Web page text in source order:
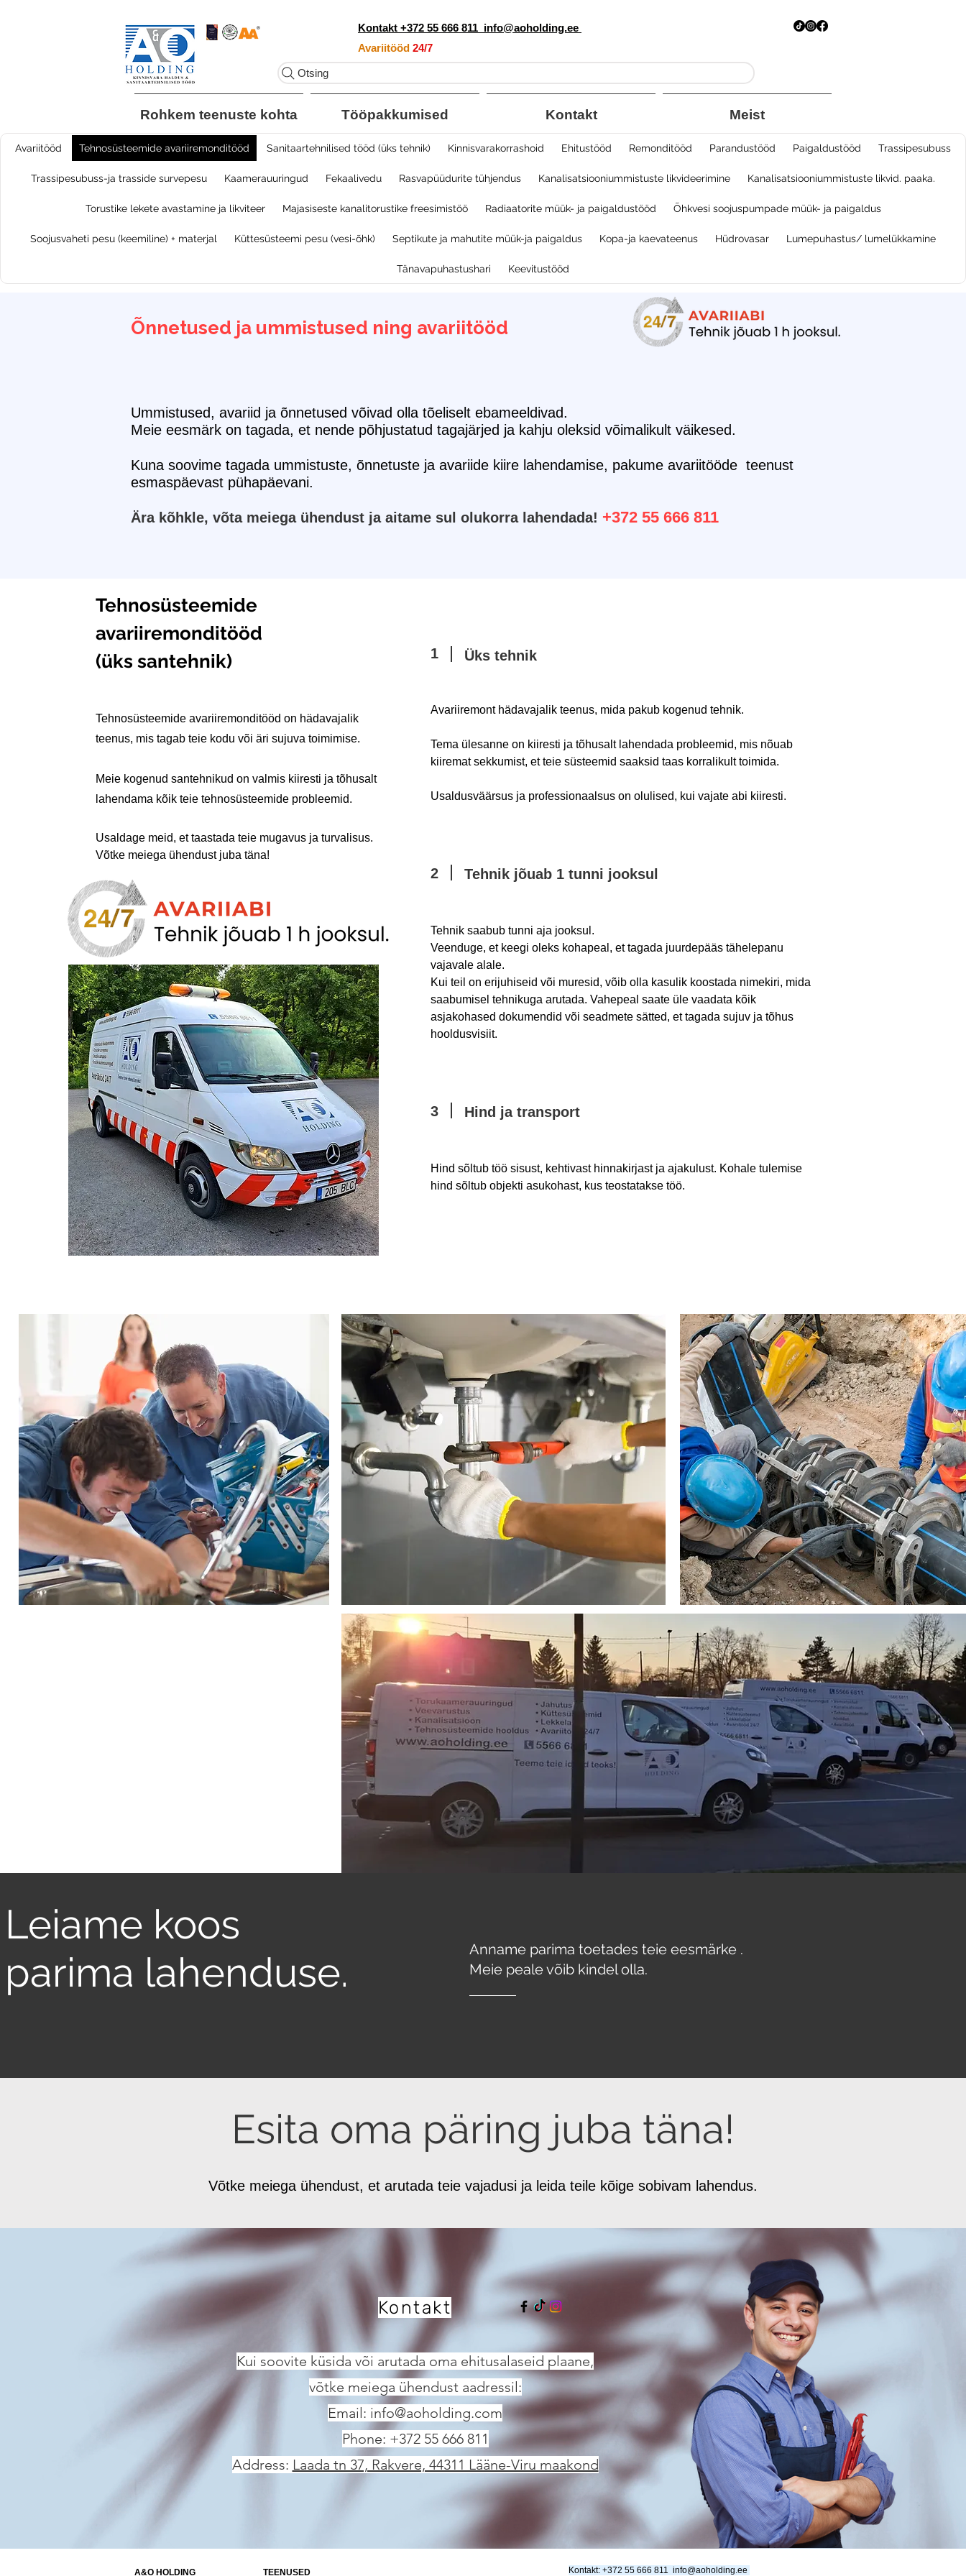
Kontakt +372 55 666 811 info@aoholding.ee
Avariitööd 24/7
Otsing
Meist
Kontakt
Tööpakkumised
Rohkem teenuste kohta
Avariitööd Tehnosüsteemide avariiremonditööd ​Sanitaartehnilised tööd (üks tehnik) Kinnisvarakorrashoid Ehitustööd Remonditööd Parandustööd Paigaldustööd Trassipesubuss
Trassipesubuss-ja trasside survepesu Kaamerauuringud Fekaalivedu Rasvapüüdurite tühjendus Kanalisatsiooniummistuste likvideerimine Kanalisatsiooniummistuste likvid. paaka.
Torustike lekete avastamine ja likviteer Majasiseste kanalitorustike freesimistöö Radiaatorite müük- ja paigaldustööd​ Õhkvesi soojuspumpade müük- ja paigaldus
Soojusvaheti pesu (keemiline) + materjal Küttesüsteemi pesu (vesi-õhk)​ Septikute ja mahutite müük-ja paigaldus Kopa-ja kaevateenus Hüdrovasar Lumepuhastus/ lumelükkamine
Tänavapuhastushari Keevitustööd
Õnnetused ja ummistused ning avariitööd
Ummistused, avariid ja õnnetused võivad olla tõeliselt ebameeldivad.
Meie eesmärk on tagada, et nende põhjustatud tagajärjed ja kahju oleksid võimalikult väikesed.
Kuna soovime tagada ummistuste, õnnetuste ja avariide kiire lahendamise, pakume avariitööde teenust
esmaspäevast pühapäevani.
Ära kõhkle, võta meiega ühendust ja aitame sul olukorra lahendada! +372 55 666 811
Tehnosüsteemide
avariiremonditööd
(üks santehnik)
Tehnosüsteemide avariiremonditööd on hädavajalik
teenus, mis tagab teie kodu või äri sujuva toimimise.
Meie kogenud santehnikud on valmis kiiresti ja tõhusalt
lahendama kõik teie tehnosüsteemide probleemid.
Usaldage meid, et taastada teie mugavus ja turvalisus.
Võtke meiega ühendust juba täna!
1 Üks tehnik
Avariiremont hädavajalik teenus, mida pakub kogenud tehnik.
Tema ülesanne on kiiresti ja tõhusalt lahendada probleemid, mis nõuab
kiiremat sekkumist, et teie süsteemid saaksid taas korralikult toimida.
Usaldusväärsus ja professionaalsus on olulised, kui vajate abi kiiresti.
2 Tehnik jõuab 1 tunni jooksul
Tehnik saabub tunni aja jooksul.
Veenduge, et keegi oleks kohapeal, et tagada juurdepääs tähelepanu
vajavale alale.
Kui teil on erijuhiseid või muresid, võib olla kasulik koostada nimekiri, mida
saabumisel tehnikuga arutada. Vahepeal saate üle vaadata kõik
asjakohased dokumendid või seadmete sätted, et tagada sujuv ja tõhus
hooldusvisiit.
3 Hind ja transport
Hind sõltub töö sisust, kehtivast hinnakirjast ja ajakulust. Kohale tulemise
hind sõltub objekti asukohast, kus teostatakse töö.
Leiame koos
parima lahenduse.
Anname parima toetades teie eesmärke .
Meie peale võib kindel olla.
Esita oma päring juba täna!
Võtke meiega ühendust, et arutada teie vajadusi ja leida teile kõige sobivam lahendus.
Kontakt
Kui soovite küsida või arutada oma ehitusalaseid plaane,
võtke meiega ühendust aadressil:
Email: info@aoholding.com
Phone: +372 55 666 811
Address: Laada tn 37, Rakvere, 44311 Lääne-Viru maakond
A&O HOLDING TEENUSED Kontakt: +372 55 666 811 info@aoholding.ee